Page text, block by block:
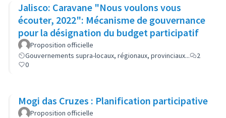
Jalisco: Caravane "Nous voulons vous
écouter, 2022": Mécanisme de gouvernance
pour la désignation du budget participatif
Proposition officielle
Gouvernements supra-locaux, régionaux, provinciaux...
2
0
Mogi das Cruzes : Planification participative
Proposition officielle